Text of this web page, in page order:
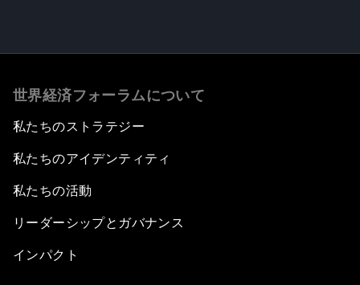
世界経済フォーラムについて
私たちのストラテジー
私たちのアイデンティティ
私たちの活動
リーダーシップとガバナンス
インパクト